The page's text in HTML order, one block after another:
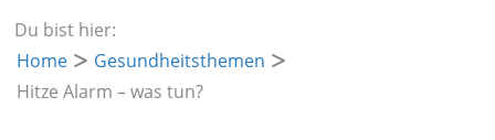
Du bist hier:
Home
Gesundheitsthemen
Hitze Alarm – was tun?